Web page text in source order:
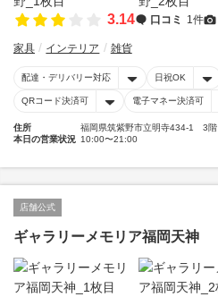
3.14 口コミ 1件
家具 インテリア 雑貨
配達・デリバリー対応 日祝OK
QRコード決済可 電子マネー決済可
住所
福岡県筑紫野市立明寺434-1 3階
本日の営業状況 10:00〜21:00
店舗公式
ギャラリーメモリア福岡天神